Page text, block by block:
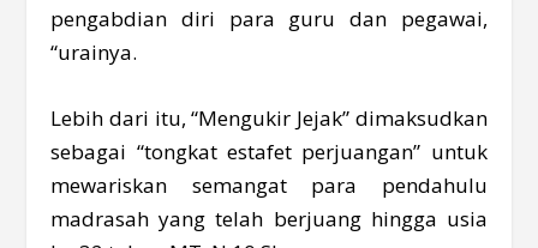
pengabdian diri para guru dan pegawai,
“urainya.
Lebih dari itu, “Mengukir Jejak” dimaksudkan
sebagai “tongkat estafet perjuangan” untuk
mewariskan semangat para pendahulu
madrasah yang telah berjuang hingga usia